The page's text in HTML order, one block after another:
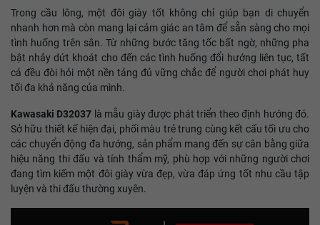
Trong cầu lông, một đôi giày tốt không chỉ giúp bạn di chuyển
nhanh hơn mà còn mang lại cảm giác an tâm để sẵn sàng cho mọi
tình huống trên sân. Từ những bước tăng tốc bất ngờ, những pha
bật nhảy dứt khoát cho đến các tình huống đổi hướng liên tục, tất
cả đều đòi hỏi một nền tảng đủ vững chắc để người chơi phát huy
tối đa khả năng của mình.
Kawasaki D32037 là mẫu giày được phát triển theo định hướng đó.
Sở hữu thiết kế hiện đại, phối màu trẻ trung cùng kết cấu tối ưu cho
các chuyển động đa hướng, sản phẩm mang đến sự cân bằng giữa
hiệu năng thi đấu và tính thẩm mỹ, phù hợp với những người chơi
đang tìm kiếm một đôi giày vừa đẹp, vừa đáp ứng tốt nhu cầu tập
luyện và thi đấu thường xuyên.